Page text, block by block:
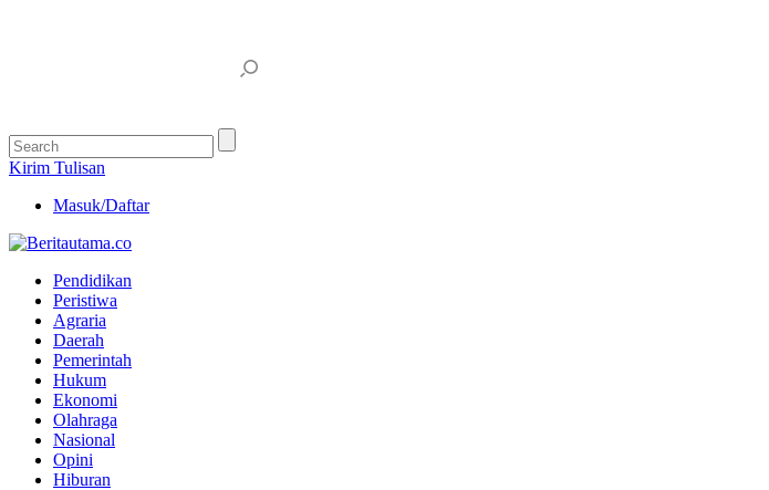
Kirim Tulisan
Masuk/Daftar
Pendidikan
Peristiwa
Agraria
Daerah
Pemerintah
Hukum
Ekonomi
Olahraga
Nasional
Opini
Hiburan